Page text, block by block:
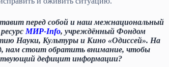
перед собой и наш межнациональный
МИР-Info, учреждённый Фондом
Науки, Культуры и Кино «Одиссей». На
нам стоит обратить внимание, чтобы
дефицит информации?